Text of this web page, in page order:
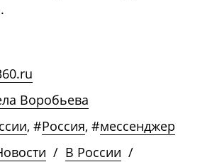
Воробьева
, #Россия, #мессенджер
/ В России /